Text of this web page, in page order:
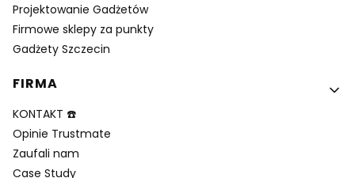
Projektowanie Gadżetów
Firmowe sklepy za punkty
Gadżety Szczecin
FIRMA
KONTAKT ☎️
Opinie Trustmate
Zaufali nam
Case Study